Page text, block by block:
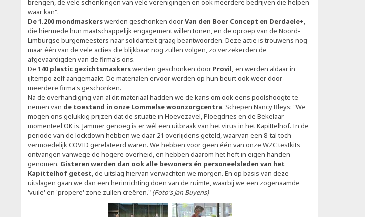
brengen, de vele schenkingen van vele verenigingen en ook meerdere bedrijven die helpen
waar kan".
De 1.200 mondmaskerswerden geschonken doorVan den Boer Concept en Derdaele+,
die hiermede hun maatschappelijk engagement willen tonen, en de oproep van de Noord-
Limburgse burgemeesters naar solidariteit graag beantwoorden. Deze actie is trouwens nog
maar één van de vele acties die blijkbaar nog zullen volgen, zo verzekerden de
afgevaardigden van de firma's ons.
De 140 plastic gezichtsmaskerswerden geschonken door Provil, en werden aldaar in
ijltempo zelf aangemaakt. De materialen ervoor werden op hun beurt ook weer door
meerdere firma's geschonken.
Na de overhandiging van al dit materiaal hadden we de kans om ook eens poolshoogte te
nemen van de toestand in onze Lommelse woonzorgcentra. Schepen Nancy Bleys: "We
mogen ons gelukkig prijzen dat de situatie in Hoevezavel, Ploegdries en de Bekelaar
momenteel OK is. Jammer genoeg is er wél een uitbraak van het virus in het Kapittelhof. In de
periode van de lockdown hebben we daar 21 overlijdens geteld, waarvan een 8-tal toch
vermoedelijk COVID gerelateerd waren. We hebben voor geen één van onze WZC testkits
ontvangen vanwege de hogere overheid, en hebben daarom het heft in eigen handen
genomen. Gisteren werden dan ook alle bewoners én personeelsleden van het
Kapittelhof getest, de uitslag hiervan verwachten we morgen. En op basis van deze
uitslagen gaan we dan een herinrichting doen van de ruimte, waarbij we een zogenaamde
'vuile' en 'propere' zone zullen creëren." (Foto's Jan Buyens)